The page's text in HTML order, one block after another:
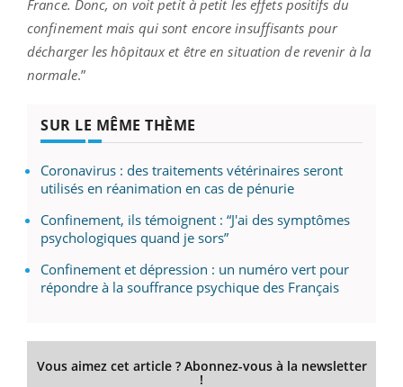
France. Donc, on voit petit à petit les effets positifs du
confinement mais qui sont encore insuffisants pour
décharger les hôpitaux et être en situation de revenir à la
normale.”
SUR LE MÊME THÈME
Coronavirus : des traitements vétérinaires seront
utilisés en réanimation en cas de pénurie
Confinement, ils témoignent : “J'ai des symptômes
psychologiques quand je sors”
Confinement et dépression : un numéro vert pour
répondre à la souffrance psychique des Français
Vous aimez cet article ? Abonnez-vous à la newsletter
!